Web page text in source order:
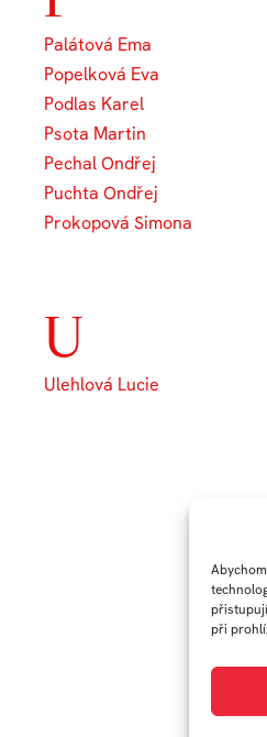
při
Palátová Ema
Popelková Eva
Podlas Karel
Psota Martin
Pechal Ondřej
Puchta Ondřej
Prokopová Simona
U
Ulehlová Lucie